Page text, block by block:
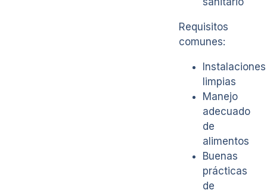
Requisitos
comunes:
Instalaciones
limpias
Manejo
adecuado
de
alimentos
Buenas
prácticas
de